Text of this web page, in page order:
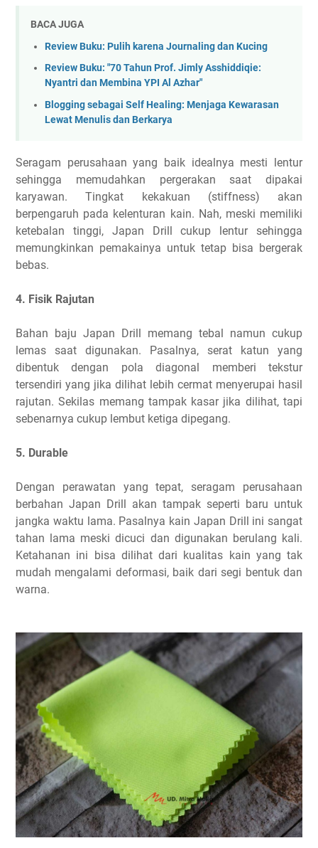
BACA JUGA
Review Buku: Pulih karena Journaling dan Kucing
Review Buku: "70 Tahun Prof. Jimly Asshiddiqie:
Nyantri dan Membina YPI Al Azhar"
Blogging sebagai Self Healing: Menjaga Kewarasan
Lewat Menulis dan Berkarya
Seragam perusahaan yang baik idealnya mesti lentur
sehingga memudahkan pergerakan saat dipakai
karyawan. Tingkat kekakuan (stiffness) akan
berpengaruh pada kelenturan kain. Nah, meski memiliki
ketebalan tinggi, Japan Drill cukup lentur sehingga
memungkinkan pemakainya untuk tetap bisa bergerak
bebas.
4. Fisik Rajutan
Bahan baju Japan Drill memang tebal namun cukup
lemas saat digunakan. Pasalnya, serat katun yang
dibentuk dengan pola diagonal memberi tekstur
tersendiri yang jika dilihat lebih cermat menyerupai hasil
rajutan. Sekilas memang tampak kasar jika dilihat, tapi
sebenarnya cukup lembut ketiga dipegang.
5. Durable
Dengan perawatan yang tepat, seragam perusahaan
berbahan Japan Drill akan tampak seperti baru untuk
jangka waktu lama. Pasalnya kain Japan Drill ini sangat
tahan lama meski dicuci dan digunakan berulang kali.
Ketahanan ini bisa dilihat dari kualitas kain yang tak
mudah mengalami deformasi, baik dari segi bentuk dan
warna.